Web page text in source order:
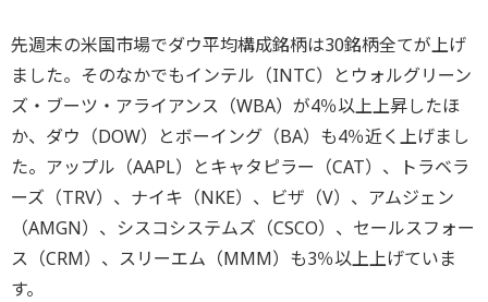
先週末の米国市場でダウ平均構成銘柄は30銘柄全てが上げ
ました。そのなかでもインテル（INTC）とウォルグリーン
ズ・ブーツ・アライアンス（WBA）が4％以上上昇したほ
か、ダウ（DOW）とボーイング（BA）も4％近く上げまし
た。アップル（AAPL）とキャタピラー（CAT）、トラベラ
ーズ（TRV）、ナイキ（NKE）、ビザ（V）、アムジェン
（AMGN）、シスコシステムズ（CSCO）、セールスフォー
ス（CRM）、スリーエム（MMM）も3％以上上げていま
す。